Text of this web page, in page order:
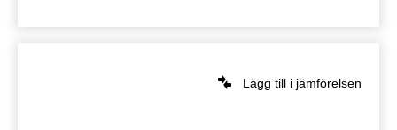
Lägg till i jämförelsen